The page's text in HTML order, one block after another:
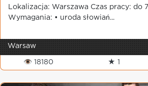
Lokalizacja: Warszawa Czas pracy: do
Wymagania: • uroda słowiań...
Warsaw
👁 18180 ★ 1